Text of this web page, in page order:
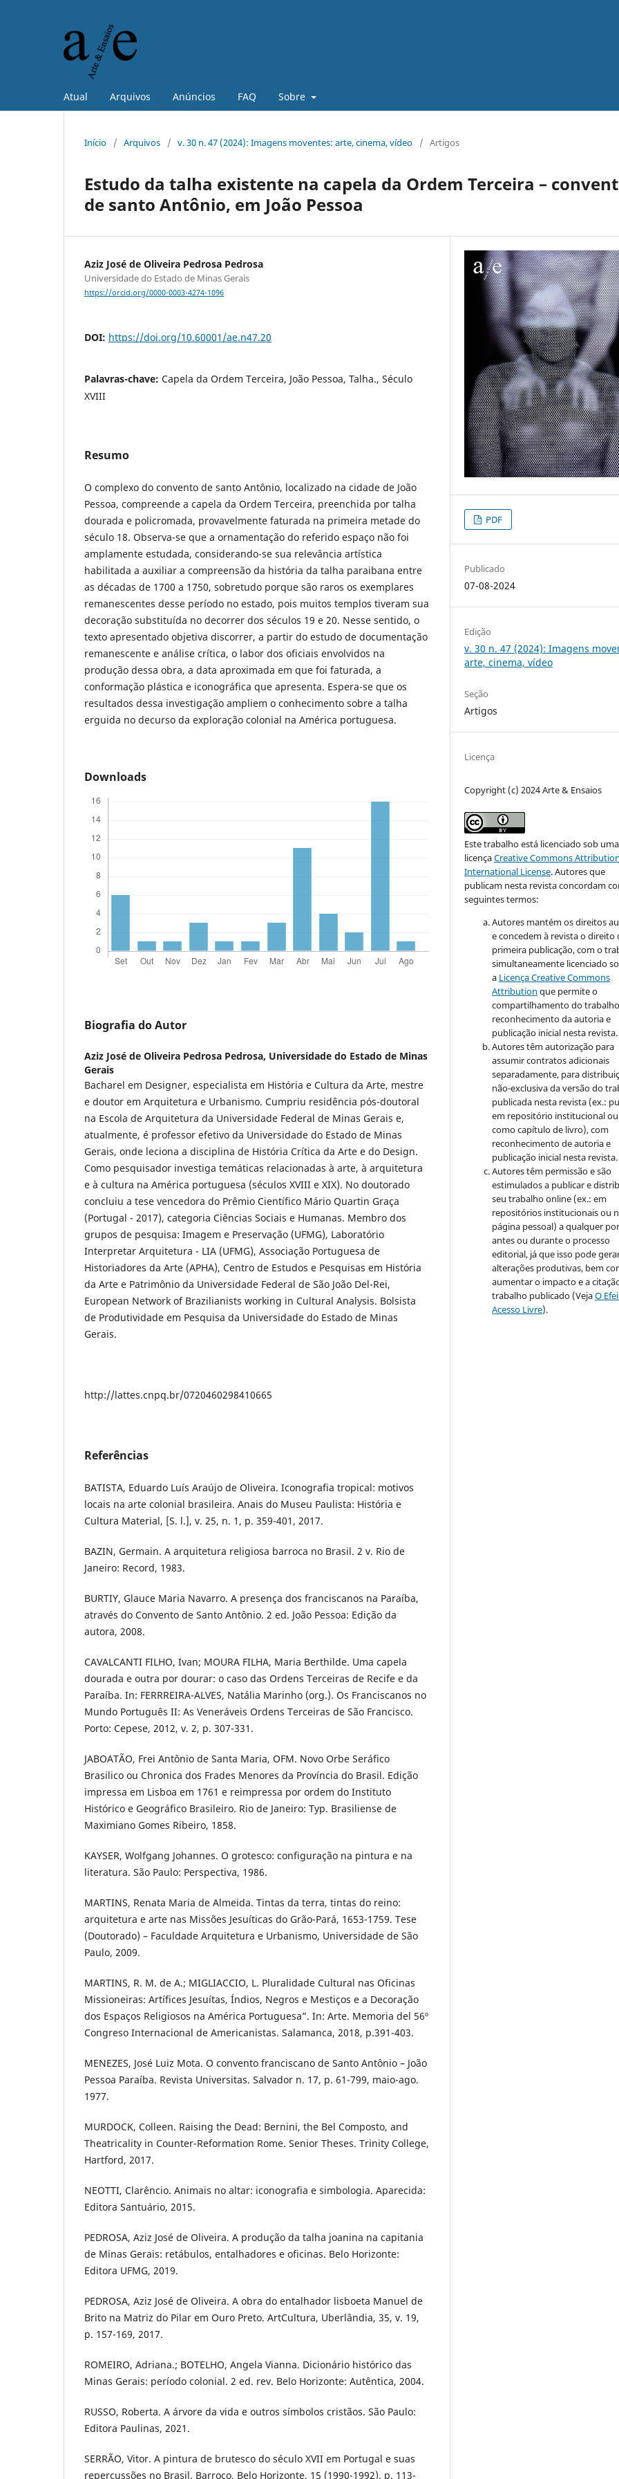
Atual Arquivos Anúncios FAQ Sobre
Início / Arquivos / v. 30 n. 47 (2024): Imagens moventes: arte, cinema, vídeo / Artigos
Estudo da talha existente na capela da Ordem Terceira –
de santo Antônio, em João Pessoa
Aziz José de Oliveira Pedrosa Pedrosa
Universidade do Estado de Minas Gerais
https://orcid.org/0000-0003-4274-1096
DOI: https://doi.org/10.60001/ae.n47.20
Palavras-chave: Capela da Ordem Terceira, João Pessoa, Talha., Século
XVIII
Resumo
O complexo do convento de santo Antônio, localizado na cidade de João
Pessoa, compreende a capela da Ordem Terceira, preenchida por talha
dourada e policromada, provavelmente faturada na primeira metade do
século 18. Observa-se que a ornamentação do referido espaço não foi
amplamente estudada, considerando-se sua relevância artística
habilitada a auxiliar a compreensão da história da talha paraibana entre
as décadas de 1700 a 1750, sobretudo porque são raros os exemplares
remanescentes desse período no estado, pois muitos templos tiveram sua
decoração substituída no decorrer dos séculos 19 e 20. Nesse sentido, o
texto apresentado objetiva discorrer, a partir do estudo de documentação
remanescente e análise crítica, o labor dos oficiais envolvidos na
produção dessa obra, a data aproximada em que foi faturada, a
conformação plástica e iconográfica que apresenta. Espera-se que os
resultados dessa investigação ampliem o conhecimento sobre a talha
erguida no decurso da exploração colonial na América portuguesa.
Downloads
Biografia do Autor
Aziz José de Oliveira Pedrosa Pedrosa, Universidade do Estado de Minas
Gerais
Bacharel em Designer, especialista em História e Cultura da Arte, mestre
e doutor em Arquitetura e Urbanismo. Cumpriu residência pós-doutoral
na Escola de Arquitetura da Universidade Federal de Minas Gerais e,
atualmente, é professor efetivo da Universidade do Estado de Minas
Gerais, onde leciona a disciplina de História Crítica da Arte e do Design.
Como pesquisador investiga temáticas relacionadas à arte, à arquitetura
e à cultura na América portuguesa (séculos XVIII e XIX). No doutorado
concluiu a tese vencedora do Prêmio Científico Mário Quartin Graça
(Portugal - 2017), categoria Ciências Sociais e Humanas. Membro dos
grupos de pesquisa: Imagem e Preservação (UFMG), Laboratório
Interpretar Arquitetura - LIA (UFMG), Associação Portuguesa de
Historiadores da Arte (APHA), Centro de Estudos e Pesquisas em História
da Arte e Patrimônio da Universidade Federal de São João Del-Rei,
European Network of Brazilianists working in Cultural Analysis. Bolsista
de Produtividade em Pesquisa da Universidade do Estado de Minas
Gerais.
http://lattes.cnpq.br/0720460298410665
Referências
BATISTA, Eduardo Luís Araújo de Oliveira. Iconografia tropical: motivos
locais na arte colonial brasileira. Anais do Museu Paulista: História e
Cultura Material, [S. l.], v. 25, n. 1, p. 359-401, 2017.
BAZIN, Germain. A arquitetura religiosa barroca no Brasil. 2 v. Rio de
Janeiro: Record, 1983.
BURTIY, Glauce Maria Navarro. A presença dos franciscanos na Paraíba,
através do Convento de Santo Antônio. 2 ed. João Pessoa: Edição da
autora, 2008.
CAVALCANTI FILHO, Ivan; MOURA FILHA, Maria Berthilde. Uma capela
dourada e outra por dourar: o caso das Ordens Terceiras de Recife e da
Paraíba. In: FERRREIRA-ALVES, Natália Marinho (org.). Os Franciscanos no
Mundo Português II: As Veneráveis Ordens Terceiras de São Francisco.
Porto: Cepese, 2012, v. 2, p. 307-331.
JABOATÃO, Frei Antônio de Santa Maria, OFM. Novo Orbe Seráfico
Brasilico ou Chronica dos Frades Menores da Província do Brasil. Edição
impressa em Lisboa em 1761 e reimpressa por ordem do Instituto
Histórico e Geográfico Brasileiro. Rio de Janeiro: Typ. Brasiliense de
Maximiano Gomes Ribeiro, 1858.
KAYSER, Wolfgang Johannes. O grotesco: configuração na pintura e na
literatura. São Paulo: Perspectiva, 1986.
MARTINS, Renata Maria de Almeida. Tintas da terra, tintas do reino:
arquitetura e arte nas Missões Jesuíticas do Grão-Pará, 1653-1759. Tese
(Doutorado) – Faculdade Arquitetura e Urbanismo, Universidade de São
Paulo, 2009.
MARTINS, R. M. de A.; MIGLIACCIO, L. Pluralidade Cultural nas Oficinas
Missioneiras: Artífices Jesuítas, Índios, Negros e Mestiços e a Decoração
dos Espaços Religiosos na América Portuguesa”. In: Arte. Memoria del 56º
Congreso Internacional de Americanistas. Salamanca, 2018, p.391-403.
MENEZES, José Luiz Mota. O convento franciscano de Santo Antônio – João
Pessoa Paraíba. Revista Universitas. Salvador n. 17, p. 61-799, maio-ago.
1977.
MURDOCK, Colleen. Raising the Dead: Bernini, the Bel Composto, and
Theatricality in Counter-Reformation Rome. Senior Theses. Trinity College,
Hartford, 2017.
NEOTTI, Clarêncio. Animais no altar: iconografia e simbologia. Aparecida:
Editora Santuário, 2015.
PEDROSA, Aziz José de Oliveira. A produção da talha joanina na capitania
de Minas Gerais: retábulos, entalhadores e oficinas. Belo Horizonte:
Editora UFMG, 2019.
PEDROSA, Aziz José de Oliveira. A obra do entalhador lisboeta Manuel de
Brito na Matriz do Pilar em Ouro Preto. ArtCultura, Uberlândia, 35, v. 19,
p. 157-169, 2017.
ROMEIRO, Adriana.; BOTELHO, Angela Vianna. Dicionário histórico das
Minas Gerais: período colonial. 2 ed. rev. Belo Horizonte: Autêntica, 2004.
RUSSO, Roberta. A árvore da vida e outros símbolos cristãos. São Paulo:
Editora Paulinas, 2021.
SERRÃO, Vitor. A pintura de brutesco do século XVII em Portugal e suas
repercussões no Brasil. Barroco, Belo Horizonte, 15 (1990-1992), p. 113-
PDF
Publicado
07-08-2024
Edição
v. 30 n. 47 (2024): Imagens
arte, cinema, vídeo
Seção
Artigos
Licença
Copyright (c) 2024 Arte & Ensaios
Este trabalho está licenciado sob uma
licençaCreative Commons
International License.Autores que
publicam nesta revista concordam
seguintes termos:
Autores mantém os direitos
e concedem à revista o direito
primeira publicação, com o
simultaneamente licenciado
a Licença Creative Commons
Attribution que permite o
compartilhamento do
reconhecimento da autoria e
publicação inicial nesta revista.
Autores têm autorização para
assumir contratos adicionais
separadamente, para
não-exclusiva da versão do
publicada nesta revista (ex.:
em repositório institucional ou
como capítulo de livro), com
reconhecimento de autoria e
publicação inicial nesta revista.
Autores têm permissão e são
estimulados a publicar e
seu trabalho online (ex.: em
repositórios institucionais ou
página pessoal) a qualquer
antes ou durante o processo
editorial, já que isso pode
alterações produtivas, bem
aumentar o impacto e a
trabalho publicado (VejaO
Acesso Livre).